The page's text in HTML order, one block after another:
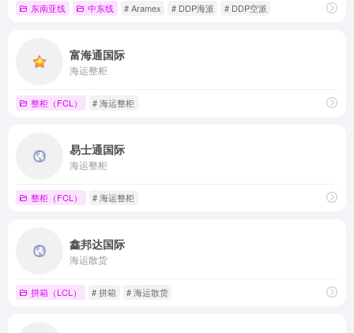
东南亚线 中东线 # Aramex # DDP海派 # DDP空派
富海通国际
海运整柜
整柜（FCL） # 海运整柜
易士通国际
海运整柜
整柜（FCL） # 海运整柜
鑫邦达国际
海运散货
拼箱（LCL） # 拼箱 # 海运散货